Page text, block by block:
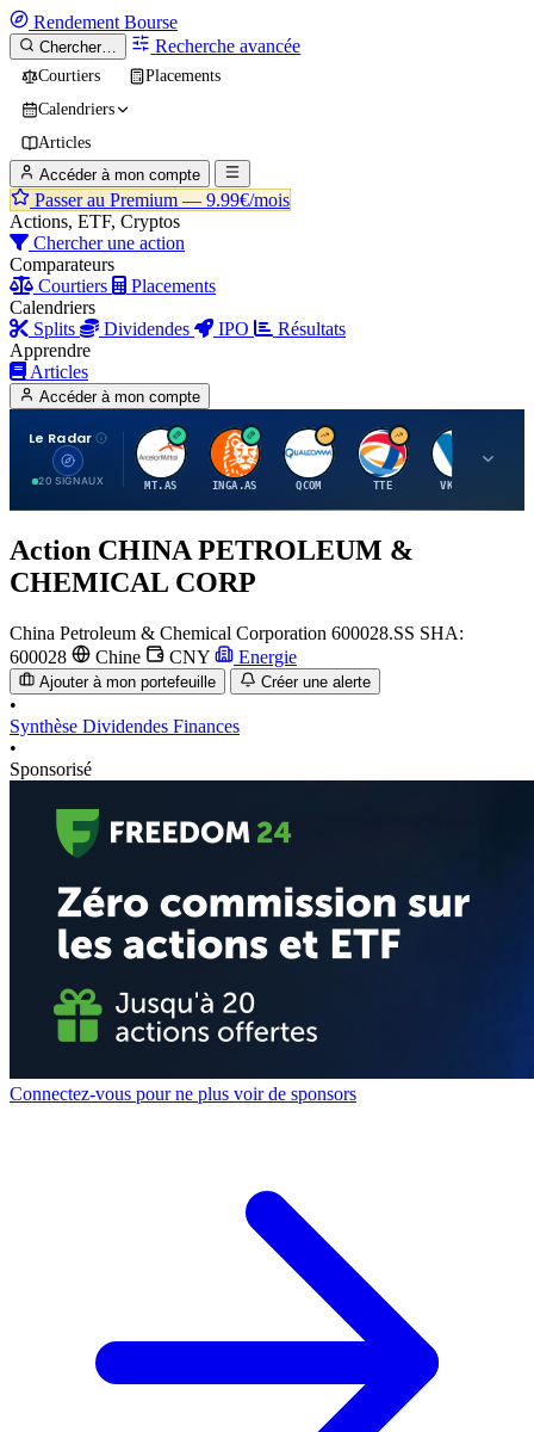
Rendement Bourse
Chercher… Recherche avancée
Courtiers
Placements
Calendriers
Articles
Accéder à mon compte
Passer au Premium — 9.99€/mois
Actions, ETF, Cryptos
Chercher une action
Comparateurs
Courtiers
Placements
Calendriers
Splits
Dividendes IPO
Résultats
Apprendre
Articles
Accéder à mon compte
Le Radar
20 SIGNAUX
A
MT.AS
I
INGA.AS
Q
QCOM
T
TTE VK.PA
Action CHINA PETROLEUM &
CHEMICAL CORP
China Petroleum & Chemical Corporation 600028.SS SHA:
600028
Chine CNY Energie
Ajouter à mon portefeuille Créer une alerte
•
Synthèse Dividendes Finances
•
Sponsorisé
Connectez-vous pour ne plus voir de sponsors